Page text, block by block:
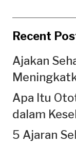
Recent
Ajakan
Apa Itu
dalam
5 Ajaran